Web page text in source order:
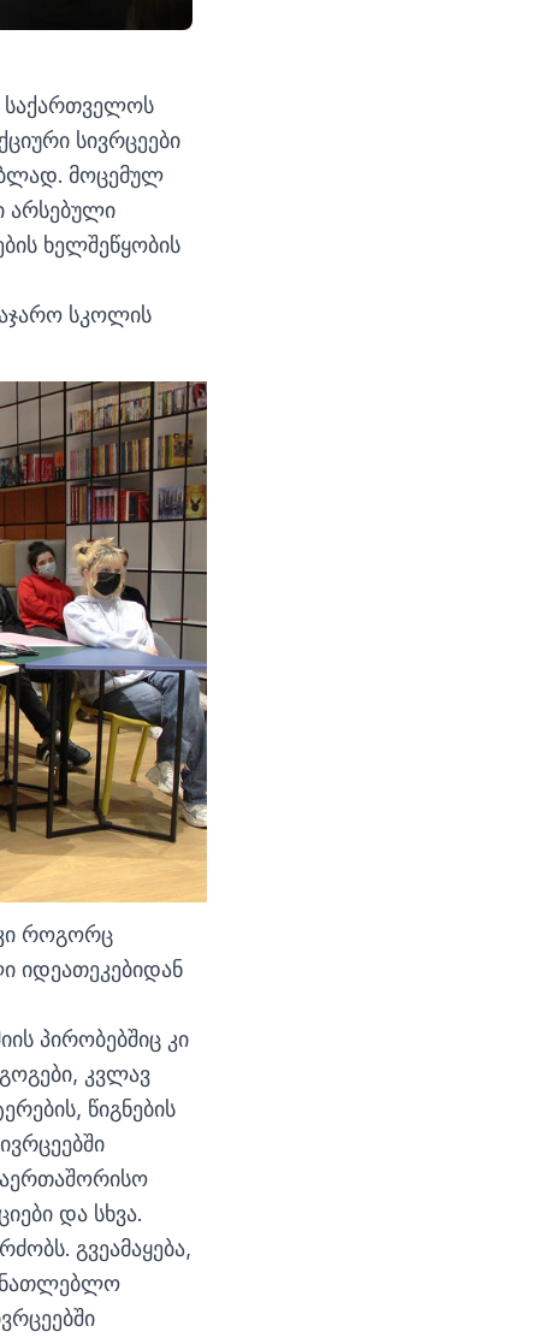
საქართველოს
სივრცეები
მოცემულ
არსებული
ხელშეწყობის
სკოლის
როგორც
იდეათეკებიდან
პირობებშიც კი
კვლავ
წიგნების
და სხვა.
გვეამაყება,